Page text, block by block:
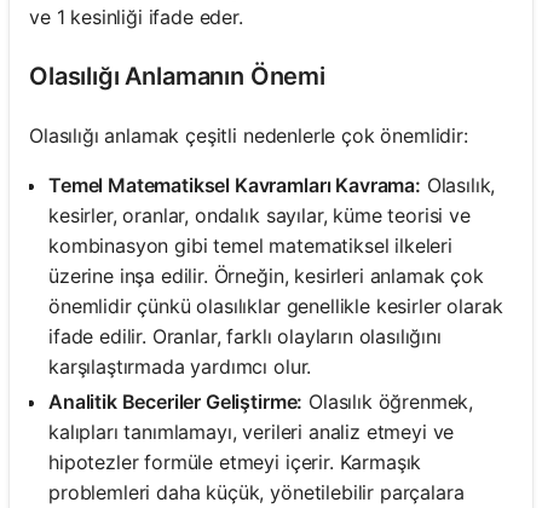
ve 1 kesinliği ifade eder.
Olasılığı Anlamanın Önemi
Olasılığı anlamak çeşitli nedenlerle çok önemlidir:
Temel Matematiksel Kavramları Kavrama: Olasılık,
kesirler, oranlar, ondalık sayılar, küme teorisi ve
kombinasyon gibi temel matematiksel ilkeleri
üzerine inşa edilir. Örneğin, kesirleri anlamak çok
önemlidir çünkü olasılıklar genellikle kesirler olarak
ifade edilir. Oranlar, farklı olayların olasılığını
karşılaştırmada yardımcı olur.
Analitik Beceriler Geliştirme: Olasılık öğrenmek,
kalıpları tanımlamayı, verileri analiz etmeyi ve
hipotezler formüle etmeyi içerir. Karmaşık
problemleri daha küçük, yönetilebilir parçalara